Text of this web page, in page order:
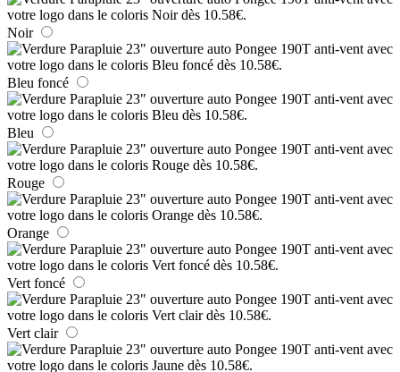
Noir
Bleu foncé
Bleu
Rouge
Orange
Vert foncé
Vert clair